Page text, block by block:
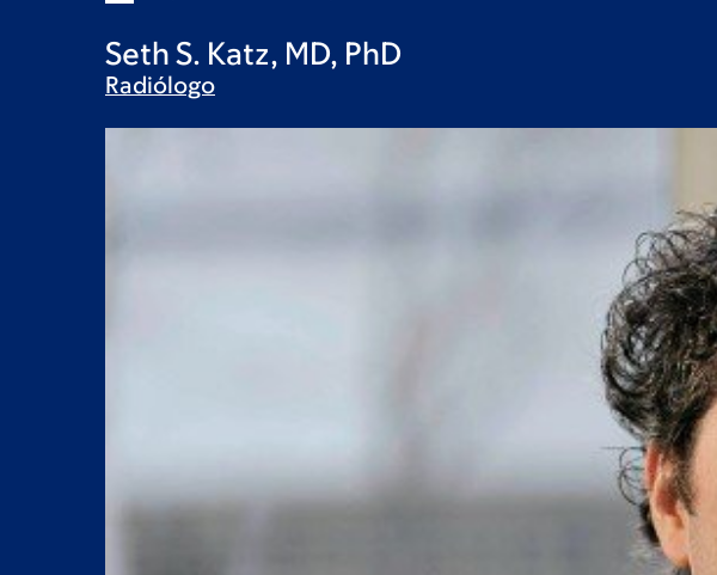
Seth S. Katz, MD, PhD
Radiólogo